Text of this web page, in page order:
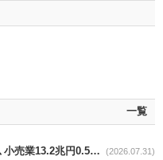
一覧
6月商業統計｜販売額55.8兆円7.3％増､小売業13.2兆円0.5％増 (2026.07.31)